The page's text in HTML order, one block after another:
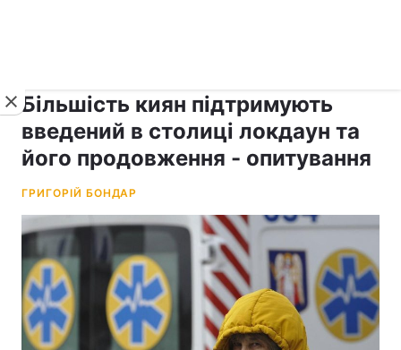
Більшість киян підтримують
введений в столиці локдаун та
його продовження - опитування
ГРИГОРІЙ БОНДАР